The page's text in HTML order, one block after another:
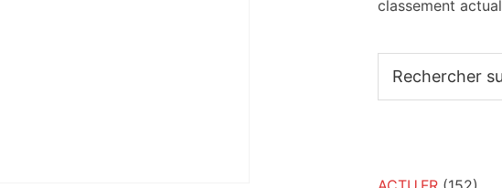
classement
sur